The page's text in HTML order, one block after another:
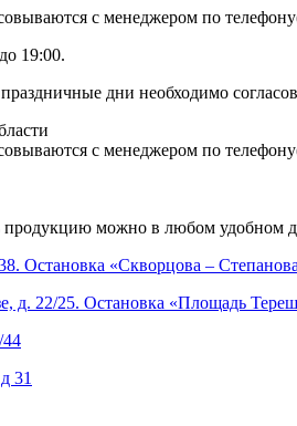
с менеджером по
19:00.
дни необходимо
с менеджером по
продукцию можно в любом удобном
Остановка «Скворцова –
д. 22/25. Остановка «Площадь
31